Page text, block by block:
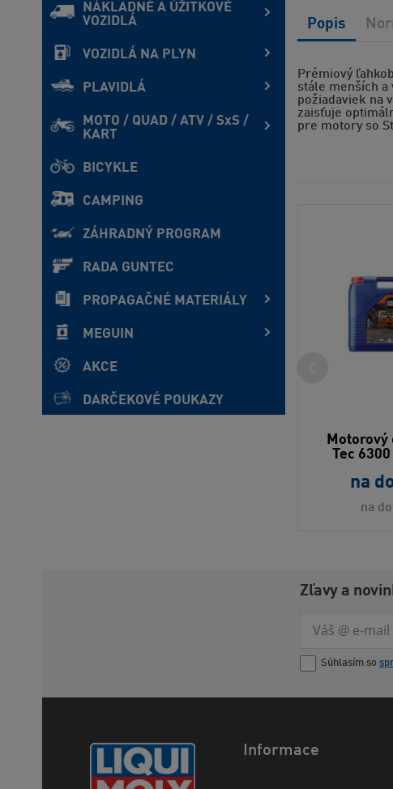
NÁKLADNÉ A ÚŽITKOVÉ
VOZIDLÁ
VOZIDLÁ NA PLYN
PLAVIDLÁ
MOTO / QUAD / ATV / SxS /
KART
BICYKLE
CAMPING
ZÁHRADNÝ PROGRAM
RADA GUNTEC
PROPAGAČNÉ MATERIÁLY
MEGUIN
AKCE
DARČEKOVÉ POUKAZY
Prémiový
stále menších a
požiadaviek na
zaisťuje
pre motory so
Popis
Motorový
Tec
na
na
Zľavy a
Súhlasím so
Informace